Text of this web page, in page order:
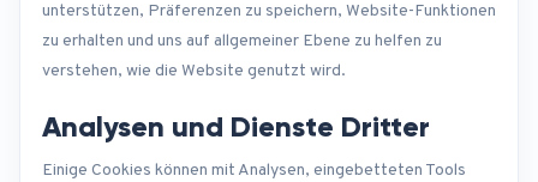
unterstützen, Präferenzen zu speichern, Website-Funktionen
zu erhalten und uns auf allgemeiner Ebene zu helfen zu
verstehen, wie die Website genutzt wird.
Analysen und Dienste Dritter
Einige Cookies können mit Analysen, eingebetteten Tools